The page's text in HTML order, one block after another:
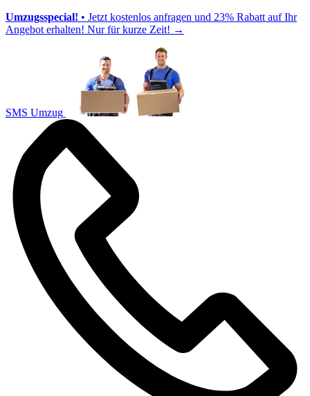
Umzugsspecial! • Jetzt kostenlos anfragen und 23% Rabatt auf Ihr
Angebot erhalten! Nur für kurze Zeit! →
SMS Umzug